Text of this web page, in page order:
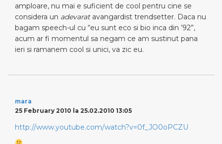
amploare, nu mai e suficient de cool pentru cine se
considera un adevaratavangardist trendsetter. Daca nu
bagam speech-ul cu “eu sunt eco si bio inca din ’92”,
acum ar fi momentul sa negam ce am sustinut pana
ieri si ramanem cool si unici, va zic eu.
mara
25 February 2010 la 25.02.2010 13:05
http://www.youtube.com/watch?v=0f_JO0oPCZU